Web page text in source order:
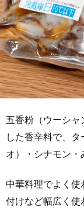
五香粉（ウーシ
した香辛料で、
オ）・シナモン・
中華料理でよく使
付けなど幅広く使